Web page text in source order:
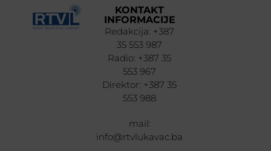
KONTAKT
INFORMACIJE
Redakcija: +387
35 553 987
Radio: +387 35
553 967
Direktor: +387 35
553 988
mail:
info@rtvlukavac.ba